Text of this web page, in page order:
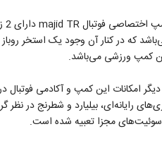
کمپ ورزشی می‌باشد.
دیگر امکانات این کمپ و آکادمی فوتبال
رایانه‌ای، بیلیارد و شطرنج در
سوئیت‌های مجزا تعبیه شده است.